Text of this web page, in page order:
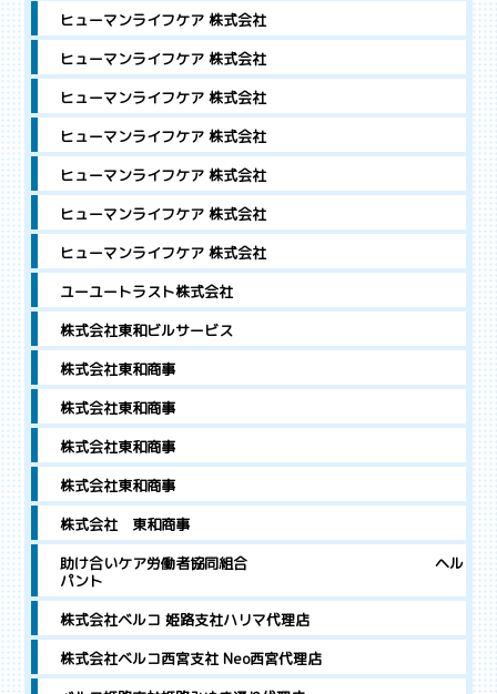
ヒューマンライフケア 株式会社
ヒューマンライフケア 株式会社
ヒューマンライフケア 株式会社
ヒューマンライフケア 株式会社
ヒューマンライフケア 株式会社
ヒューマンライフケア 株式会社
ヒューマンライフケア 株式会社
ユーユートラスト株式会社
株式会社東和ビルサービス
株式会社東和商事
株式会社東和商事
株式会社東和商事
株式会社東和商事
株式会社 東和商事
助け合いケア労働者協同組合 ヘル
パント
株式会社ベルコ 姫路支社ハリマ代理店
株式会社ベルコ西宮支社 Neo西宮代理店